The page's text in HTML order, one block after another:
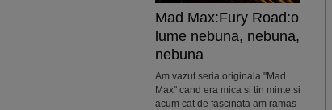
Mad Max:Fury Road:o
lume nebuna, nebuna,
nebuna
Am vazut seria originala "Mad
Max" cand era mica si tin minte si
acum cat de fascinata am ramas